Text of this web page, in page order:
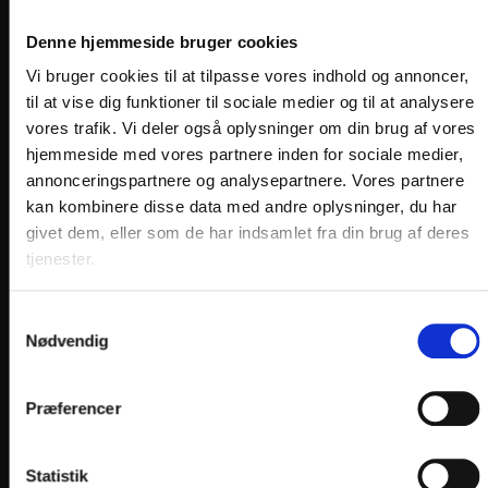
Denne hjemmeside bruger cookies
Vi bruger cookies til at tilpasse vores indhold og annoncer,
til at vise dig funktioner til sociale medier og til at analysere
vores trafik. Vi deler også oplysninger om din brug af vores
hjemmeside med vores partnere inden for sociale medier,
annonceringspartnere og analysepartnere. Vores partnere
kan kombinere disse data med andre oplysninger, du har
givet dem, eller som de har indsamlet fra din brug af deres
tjenester.
Nødvendig
Præferencer
Statistik
JOB PÅ HOTELLET
DANSKE HOTELLER
FIND OS